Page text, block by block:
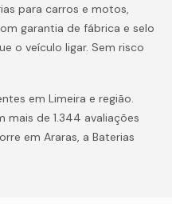
para carros e motos,
garantia de fábrica e selo
o veículo ligar. Sem risco
em Limeira e região.
mais de 1.344 avaliações
em Araras, a Baterias